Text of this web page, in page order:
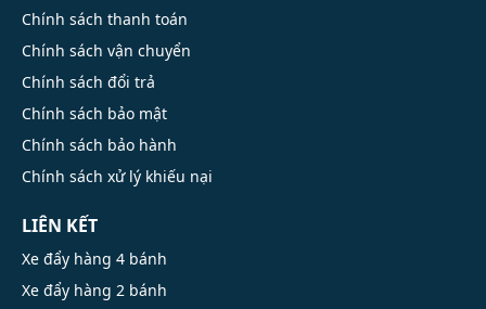
Chính sách thanh toán
Chính sách vận chuyển
Chính sách đổi trả
Chính sách bảo mật
Chính sách bảo hành
Chính sách xử lý khiếu nại
LIÊN KẾT
Xe đẩy hàng 4 bánh
Xe đẩy hàng 2 bánh